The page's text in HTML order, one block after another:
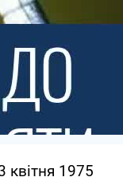
квітня 1975